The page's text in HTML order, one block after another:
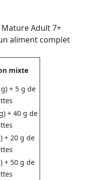
Mature Adult 7+
aliment complet
mixte
+ 5 g de
+ 40 g de
+ 20 g de
+ 50 g de